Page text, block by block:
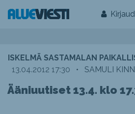
ISKELMÄ SASTAMALAN
13.04.2012 17:30
• SAMULI
Ääniuutiset 13.4. klo